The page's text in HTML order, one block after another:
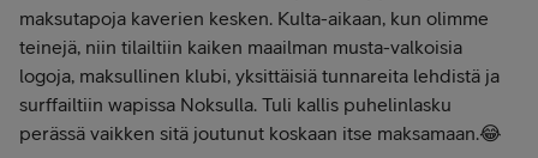
maksutapoja kaverien kesken. Kulta-aikaan, kun olimme
teinejä, niin tilailtiin kaiken maailman musta-valkoisia
logoja, maksullinen klubi, yksittäisiä tunnareita lehdistä ja
surffailtiin wapissa Noksulla. Tuli kallis puhelinlasku
perässä vaikken sitä joutunut koskaan itse maksamaan.😂